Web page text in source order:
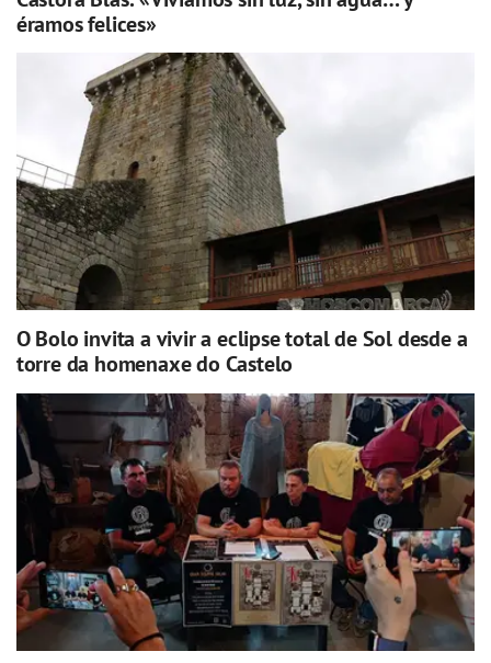
éramos felices»
O Bolo invita a vivir a eclipse total de Sol desde a
torre da homenaxe do Castelo